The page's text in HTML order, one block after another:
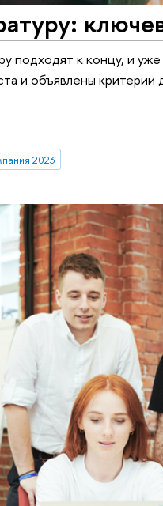
подходят к концу, и
и объявлены критерии
2023